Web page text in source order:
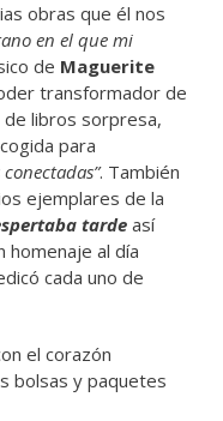
obras que él nos
en el que mi
de Maguerite
transformador de
libros sorpresa,
para
. También
ejemplares de la
tarde así
homenaje al día
cada uno de
el corazón
bolsas y paquetes